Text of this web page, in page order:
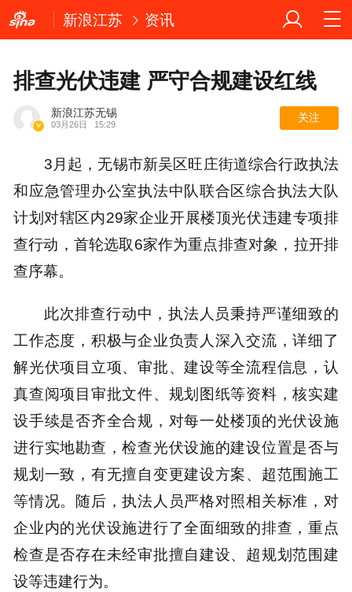
新浪江苏 资讯
排查光伏违建 严守合规建设红线
新浪江苏无锡
03月26日 15:29
关注
3月起，无锡市新吴区旺庄街道综合行政执法
和应急管理办公室执法中队联合区综合执法大队
计划对辖区内29家企业开展楼顶光伏违建专项排
查行动，首轮选取6家作为重点排查对象，拉开排
查序幕。
此次排查行动中，执法人员秉持严谨细致的
工作态度，积极与企业负责人深入交流，详细了
解光伏项目立项、审批、建设等全流程信息，认
真查阅项目审批文件、规划图纸等资料，核实建
设手续是否齐全合规，对每一处楼顶的光伏设施
进行实地勘查，检查光伏设施的建设位置是否与
规划一致，有无擅自变更建设方案、超范围施工
等情况。随后，执法人员严格对照相关标准，对
企业内的光伏设施进行了全面细致的排查，重点
检查是否存在未经审批擅自建设、超规划范围建
设等违建行为。